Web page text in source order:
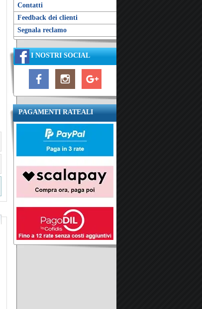
Contatti
Feedback dei clienti
Segnala reclamo
I NOSTRI SOCIAL
PAGAMENTI RATEALI